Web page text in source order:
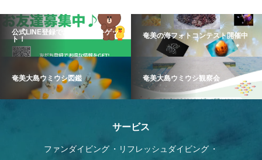
公式LINE登録でお得な情報をゲッ
ト！
奄美の海フォトコンテスト開催中
奄美大島ウミウシ図鑑 奄美大島ウミウシ観察会
サービス
ファンダイビング
リフレッシュダイビング